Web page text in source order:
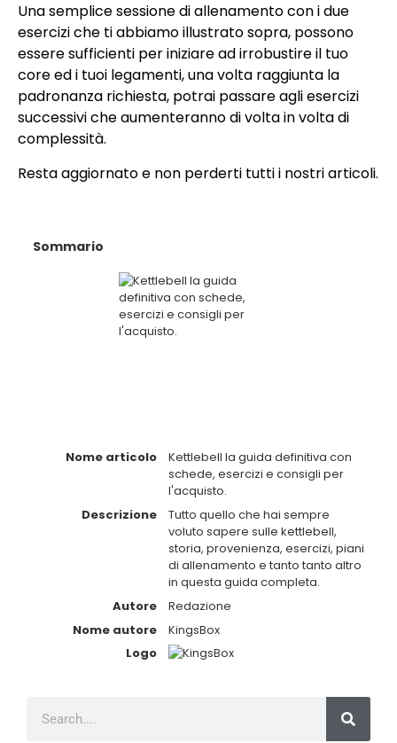
Una semplice sessione di allenamento con i due
esercizi che ti abbiamo illustrato sopra, possono
essere sufficienti per iniziare ad irrobustire il tuo
core ed i tuoi legamenti, una volta raggiunta la
padronanza richiesta, potrai passare agli esercizi
successivi che aumenteranno di volta in volta di
complessità.
Resta aggiornato e non perderti tutti i nostri articoli.
Sommario
Nome articolo
Kettlebell la guida definitiva con
schede, esercizi e consigli per
l'acquisto.
Descrizione
Tutto quello che hai sempre
voluto sapere sulle kettlebell,
storia, provenienza, esercizi, piani
di allenamento e tanto tanto altro
in questa guida completa.
Autore
Redazione
Nome autore
KingsBox
Logo